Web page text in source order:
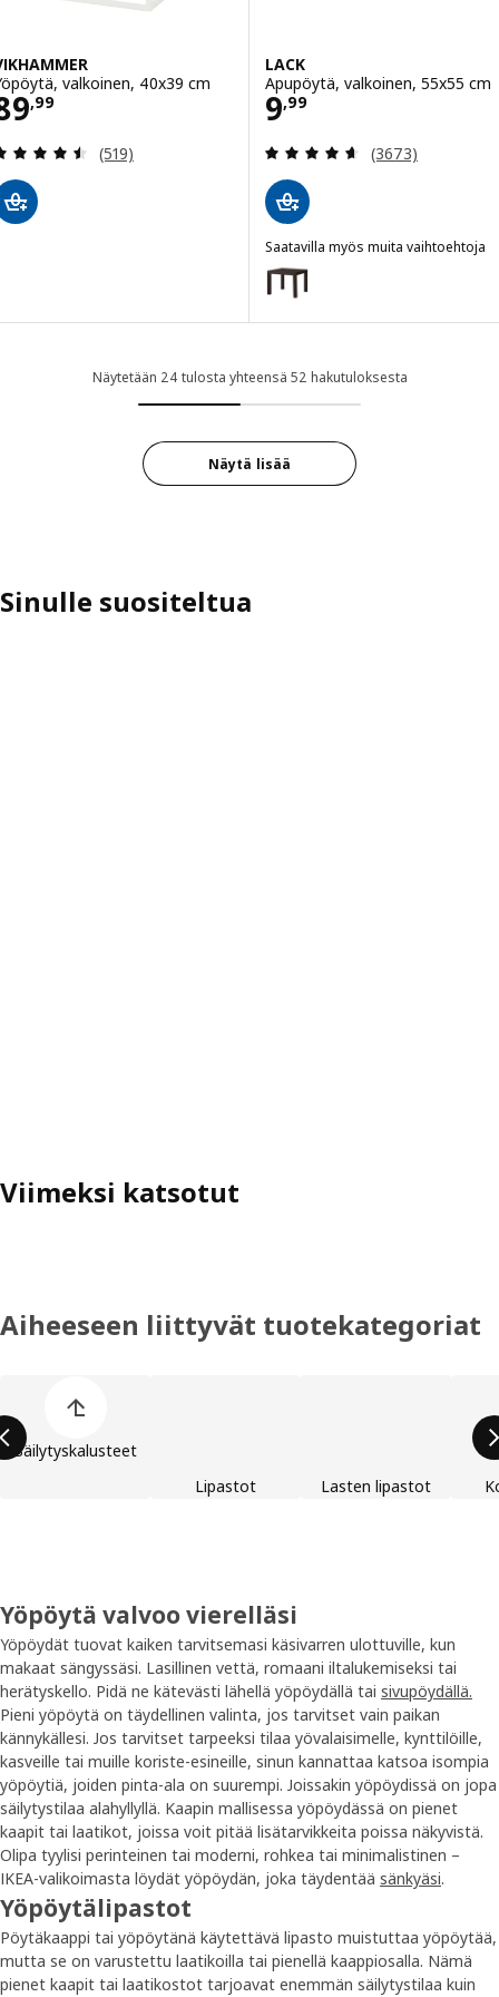
valkoinen, 40x39 cm
,99 89,99
Arvio: 4.5 / 5 tähteä. Arvostelut yhteensä:
(519)
LACK
Apupöytä, valkoinen, 55x55 cm
9,99
Hinta 9,99
Arvio: 4.6 / 5
(3673)
Saatavilla myös muita vaihtoehtoja
LACK
Vaihtoehto: LACK, Apupöytä,
Vaihtoehto: LACK, Apupöytä,
Näytetään 24 tulosta yhteensä 52 hakutuloksesta
Näytä lisää
Sinulle suositeltua
Viimeksi katsotut
Aiheeseen liittyvät tuotekategoriat
Säilytyskalusteet
Lipastot
Lasten lipastot
Yöpöytä valvoo vierelläsi
Yöpöydät tuovat kaiken tarvitsemasi käsivarren ulottuville, kun
makaat sängyssäsi. Lasillinen vettä, romaani iltalukemiseksi tai
herätyskello. Pidä ne kätevästi lähellä yöpöydällä tai sivupöydällä.
Pieni yöpöytä on täydellinen valinta, jos tarvitset vain paikan
kännykällesi. Jos tarvitset tarpeeksi tilaa yövalaisimelle, kynttilöille,
kasveille tai muille koriste-esineille, sinun kannattaa katsoa isompia
yöpöytiä, joiden pinta-ala on suurempi. Joissakin yöpöydissä on jopa
säilytystilaa alahyllyllä. Kaapin mallisessa yöpöydässä on pienet
kaapit tai laatikot, joissa voit pitää lisätarvikkeita poissa näkyvistä.
Olipa tyylisi perinteinen tai moderni, rohkea tai minimalistinen –
IKEA-valikoimasta löydät yöpöydän, joka täydentää sänkyäsi.
Yöpöytälipastot
Pöytäkaappi tai yöpöytänä käytettävä lipasto muistuttaa yöpöytää,
mutta se on varustettu laatikoilla tai pienellä kaappiosalla. Nämä
pienet kaapit tai laatikostot tarjoavat enemmän säilytystilaa kuin